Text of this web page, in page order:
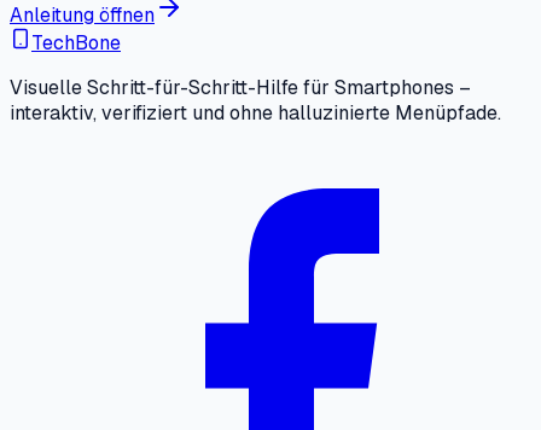
Anleitung öffnen
TechBone
Visuelle Schritt-für-Schritt-Hilfe für Smartphones –
interaktiv, verifiziert und ohne halluzinierte Menüpfade.